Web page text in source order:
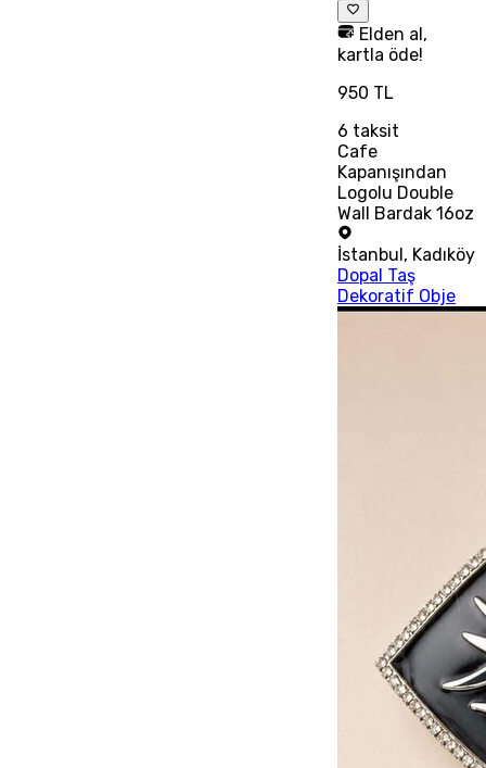
Elden al,
kartla öde!
950 TL
6 taksit
Cafe
Kapanışından
Logolu Double
Wall Bardak 16oz
İstanbul, Kadıköy
Dopal Taş
Dekoratif Obje